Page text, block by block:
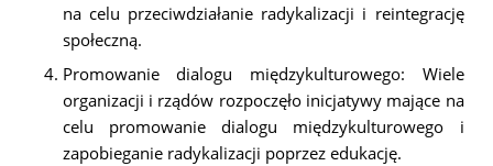
na celu przeciwdziałanie radykalizacji i reintegrację
społeczną.
Promowanie dialogu międzykulturowego: Wiele
organizacji i rządów rozpoczęło inicjatywy mające na
celu promowanie dialogu międzykulturowego i
zapobieganie radykalizacji poprzez edukację.